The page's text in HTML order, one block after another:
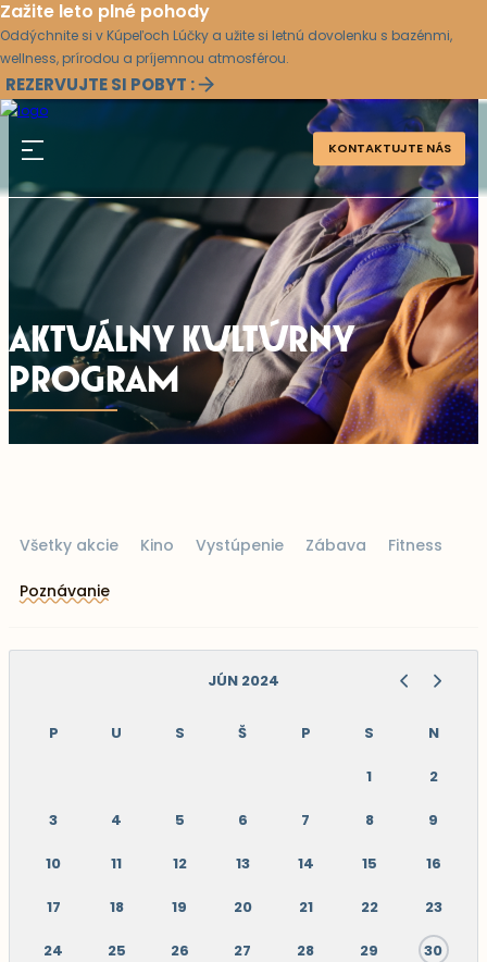
Zažite leto plné pohody
Oddýchnite si v Kúpeľoch Lúčky a užite si letnú dovolenku s bazénmi,
wellness, prírodou a príjemnou atmosférou.
REZERVUJTE SI POBYT :
KONTAKTUJTE NÁS
AKTUÁLNY KULTÚRNY
PROGRAM
Všetky akcie Kino Vystúpenie Zábava Fitness
Poznávanie
JÚN 2024
P U S Š P S N
1 2
3 4 5 6 7 8 9
10 11 12 13 14 15 16
17 18 19 20 21 22 23
24 25 26 27 28 29 30